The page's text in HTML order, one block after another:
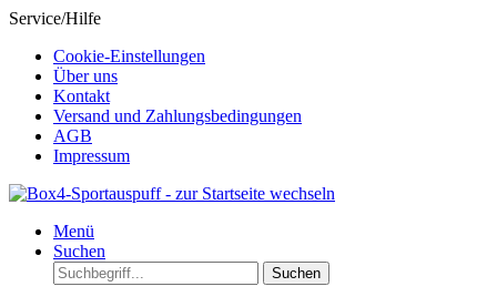
Service/Hilfe
Cookie-Einstellungen
Über uns
Kontakt
Versand und Zahlungsbedingungen
AGB
Impressum
Menü
Suchen
Suchen